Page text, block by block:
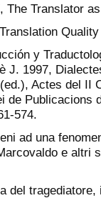
The Translator
y
J. 1997,
Actes del II
de Publicacions
574.
ad una
e altri
del